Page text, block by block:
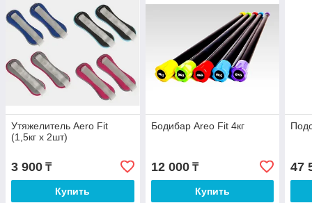
Утяжелитель Aero Fit
(1,5кг х 2шт)
3 900 ₸
Купить
Бодибар Areo Fit 4кг
12 000₸
Купить
47